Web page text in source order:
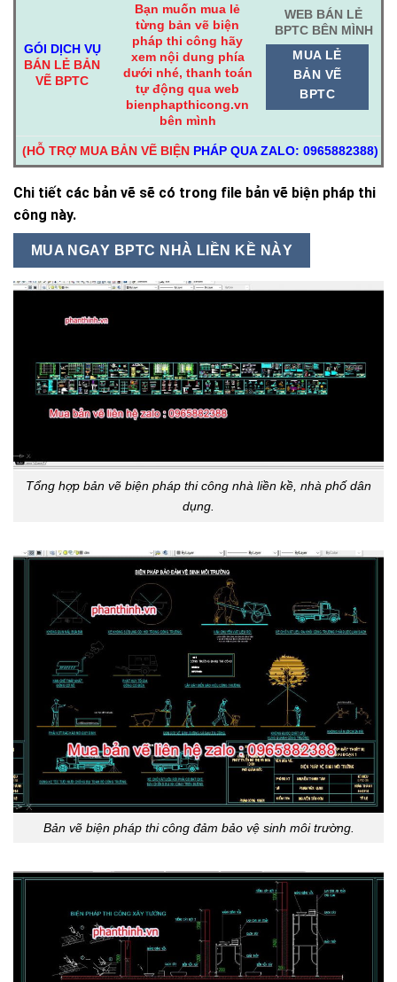
GÓI DỊCH VỤ
BÁN LẺ BẢN
VẼ BPTC
Bạn muốn mua lẻ
từng bản vẽ biện
pháp thi công hãy
xem nội dung phía
dưới nhé, thanh toán
tự động qua web
bienphapthicong.vn
bên mình
WEB BÁN LẺ
BPTC BÊN MÌNH
MUA LẺ
BẢN VẼ
BPTC
(HỖ TRỢ MUA BẢN VẼ BIỆN PHÁP QUA ZALO: 0965882388)
Chi tiết các bản vẽ sẽ có trong file bản vẽ biện pháp thi
công này.
MUA NGAY BPTC NHÀ LIỀN KỀ NÀY
Tổng hợp bản vẽ biện pháp thi công nhà liền kề, nhà phố dân
dụng.
Bản vẽ biện pháp thi công đảm bảo vệ sinh môi trường.